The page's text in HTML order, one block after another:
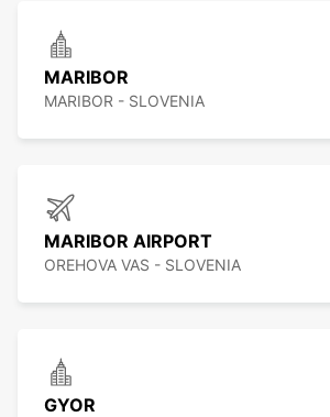
MARIBOR
MARIBOR - SLOVENIA
MARIBOR AIRPORT
OREHOVA VAS - SLOVENIA
GYOR